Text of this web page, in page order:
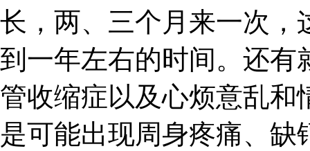
长，两、三个月来一次，
到一年左右的时间。还有
管收缩症以及心烦意乱和
是可能出现周身疼痛、